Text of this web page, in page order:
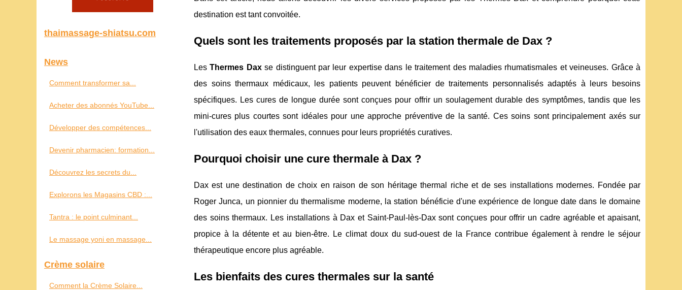
destination est tant convoitée.
Quels sont les traitements proposés par la station thermale de Dax ?
LesThermes Daxse distinguent par leur expertise dans le traitement des maladies rhumatismales et veineuses. Grâce à
des soins thermaux médicaux, les patients peuvent bénéficier de traitements personnalisés adaptés à leurs besoins
spécifiques. Les cures de longue durée sont conçues pour offrir un soulagement durable des symptômes, tandis que les
mini-cures plus courtes sont idéales pour une approche préventive de la santé. Ces soins sont principalement axés sur
l'utilisation des eaux thermales, connues pour leurs propriétés curatives.
Pourquoi choisir une cure thermale à Dax ?
Dax est une destination de choix en raison de son héritage thermal riche et de ses installations modernes. Fondée par
Roger Junca, un pionnier du thermalisme moderne, la station bénéficie d'une expérience de longue date dans le domaine
des soins thermaux. Les installations à Dax et Saint-Paul-lès-Dax sont conçues pour offrir un cadre agréable et apaisant,
propice à la détente et au bien-être. Le climat doux du sud-ouest de la France contribue également à rendre le séjour
thérapeutique encore plus agréable.
Les bienfaits des cures thermales sur la santé
thaimassage-shiatsu.com
News
Comment transformer sa...
Acheter des abonnés YouTube...
Développer des compétences...
Devenir pharmacien: formation...
Découvrez les secrets du...
Explorons les Magasins CBD :...
Tantra : le point culminant...
Le massage yoni en massage...
Crème solaire
Comment la Crème Solaire...